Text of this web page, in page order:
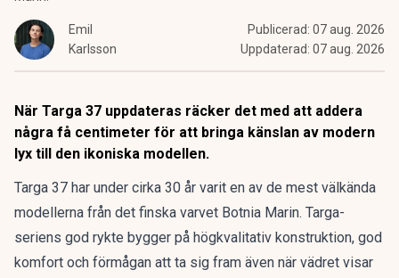
Emil
Karlsson
Publicerad: 07 aug. 2026
Uppdaterad: 07 aug. 2026
När Targa 37 uppdateras räcker det med att addera
några få centimeter för att bringa känslan av modern
lyx till den ikoniska modellen.
Targa 37 har under cirka 30 år varit en av de mest välkända
modellerna från det finska varvet Botnia Marin. Targa-
seriens god rykte bygger på högkvalitativ konstruktion, god
komfort och förmågan att ta sig fram även när vädret visar